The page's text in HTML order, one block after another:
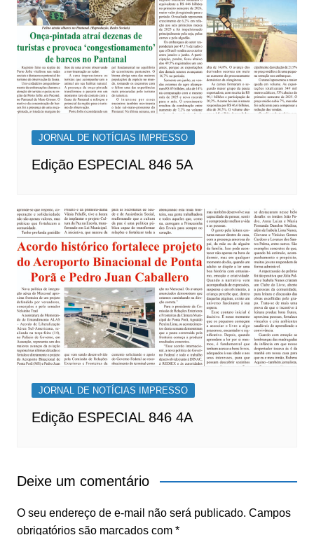
JORNAL DE NOTÍCIAS IMPRESSO
Edição ESPECIAL 846 5A
JORNAL DE NOTÍCIAS IMPRESSO
Edição ESPECIAL 846 4A
Deixe um comentário
O seu endereço de e-mail não será publicado. Campos
obrigatórios são marcados com *